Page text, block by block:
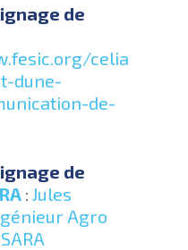
de
celia
dune-
de-
de
: Jules
Agro